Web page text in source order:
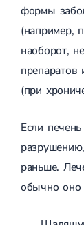
формы
(например,
наоборот,
препаратов
(при
Если
раньше.
обычно оно